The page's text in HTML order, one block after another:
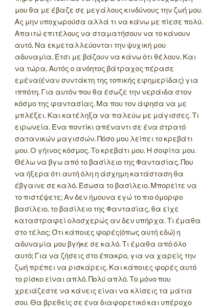
μου θα με έβαζε σε μεγάλους κινδύνους την ζωή μου.
Ας μην υποχωρούσα αλλά τι να κάνω με πίεσε πολύ.
Απαιτώ επιτέλους να σταματήσουν να το κάνουν
αυτό. Να εκμεταλλεύονται την ψυχική μου
αδυναμία. Έτσι με βάζουν να κάνω ότι θέλουν. Και
να τώρα. Αυτός ο ανόητος βάτραχος πέρασε
εμένα(έναν συντάκτη της τοπικής εφημερίδας) για
ιππότη. Για αυτόν που θα έσωζε την νεράιδα στον
κόσμο της φαντασίας. Μα που τον άφησα να με
μπλέξει. Και κατέληξα να παλεύω με μάγισσες. Τι
ειρωνεία. Ένα ποντίκι απέναντι σε ένα στρατό
σατανικών μαγισσών. Πόσο μου λείπει το κρεβάτι
μου. Ο γήινος κόσμος. Το κρεβάτι μου. Η σοφίτα μου.
Θέλω να βγω από το βασίλειο της Φαντασίας. Που
να ήξερα ότι αυτή όλη η άσχημη κατάσταση θα
έβγαινε σε καλό. Έσωσα το βασίλειο. Μπορείτε να
το πιστέψετε; Αν δεν ήμουνα εγώ το πιο όμορφο
βασίλειο, το βασίλειο της Φαντασίας, θα είχε
καταστραφεί ολοσχερώς αν δεν υπήρχα. Τι έμαθα
στο τέλος; Ότι κάποιες φορές(όπως αυτή εδώ) η
αδυναμία μου βγήκε σε καλό. Τι έμαθα από όλο
αυτό; Για να ζήσεις στο έπακρο, για να χαρείς την
ζωή πρέπει να ρισκάρεις. Και κάποιες φορές αυτό
το ρίσκο είναι απλό. Πολύ απλό. Το μόνο που
χρειάζεστε να κάνεις είναι να κλίσεις τα μάτια
σου. Θα βρεθείς σε ένα διαφορετικό και υπέροχο